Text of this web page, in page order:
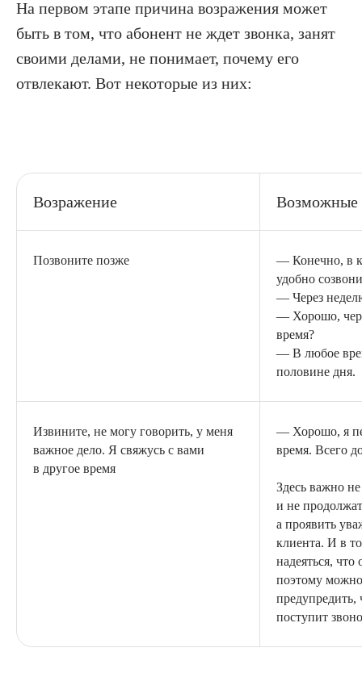
На первом этапе причина возражения может
быть в том, что абонент не ждет звонка, занят
своими делами, не понимает, почему его
отвлекают. Вот некоторые из них:
Возражение Возможные
Позвоните позже
— Конечно, в
удобно
— Через
— Хорошо,
время?
— В любое
половине дня.
Извините, не могу говорить, у меня
важное дело. Я свяжусь с вами
в другое время
— Хорошо, я
время. Всего
Здесь важно не
и не
а проявить
клиента. И в
надеяться, что
поэтому
предупредить,
поступит